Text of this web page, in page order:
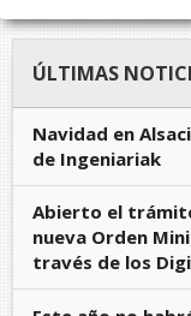
ÚLTIMAS
Navidad en
de Ingeniariak
Abierto el
nueva Orden
través de los